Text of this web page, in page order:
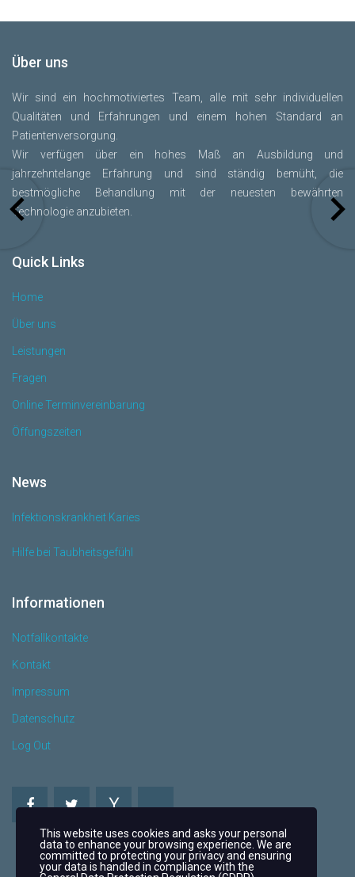
Über uns
Wir sind ein hochmotiviertes Team, alle mit sehr individuellen
Qualitäten und Erfahrungen und einem hohen Standard an
Patientenversorgung.
Wir verfügen über ein hohes Maß an Ausbildung und
jahrzehntelange Erfahrung und sind ständig bemüht, die
bestmögliche Behandlung mit der neuesten bewährten
Technologie anzubieten.
Quick Links
Home
Über uns
Leistungen
Fragen
Online Terminvereinbarung
Öffungszeiten
News
Infektionskrankheit Karies
Hilfe bei Taubheitsgefühl
Informationen
Notfallkontakte
Kontakt
Impressum
Datenschutz
Log Out
This website uses cookies and asks your personal
data to enhance your browsing experience. We are
committed to protecting your privacy and ensuring
your data is handled in compliance with the